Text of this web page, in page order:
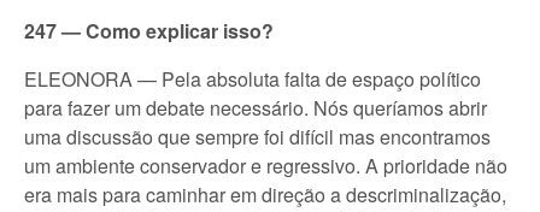
247 — Como explicar isso?
ELEONORA — Pela absoluta falta de espaço político
para fazer um debate necessário. Nós queríamos abrir
uma discussão que sempre foi difícil mas encontramos
um ambiente conservador e regressivo. A prioridade não
era mais para caminhar em direção a descriminalização,